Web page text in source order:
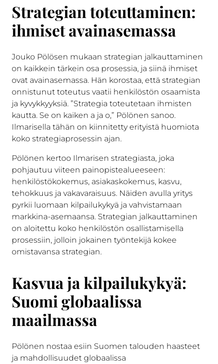
Strategian toteuttaminen:
ihmiset avainasemassa
Jouko Pölösen mukaan strategian jalkauttaminen
on kaikkein tärkein osa prosessia, ja siinä ihmiset
ovat avainasemassa. Hän korostaa, että strategian
onnistunut toteutus vaatii henkilöstön osaamista
ja kyvykkyyksiä. ”Strategia toteutetaan ihmisten
kautta. Se on kaiken a ja o,” Pölönen sanoo.
Ilmarisella tähän on kiinnitetty erityistä huomiota
koko strategiaprosessin ajan.
Pölönen kertoo Ilmarisen strategiasta, joka
pohjautuu viiteen painopistealueeseen:
henkilöstökokemus, asiakaskokemus, kasvu,
tehokkuus ja vakavaraisuus. Näiden avulla yritys
pyrkii luomaan kilpailukykyä ja vahvistamaan
markkina-asemaansa. Strategian jalkauttaminen
on aloitettu koko henkilöstön osallistamisella
prosessiin, jolloin jokainen työntekijä kokee
omistavansa strategian.
Kasvua ja kilpailukykyä:
Suomi globaalissa
maailmassa
Pölönen nostaa esiin Suomen talouden haasteet
ja mahdollisuudet globaalissa